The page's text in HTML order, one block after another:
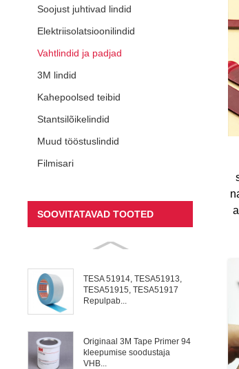
Soojust juhtivad lindid
Elektriisolatsioonilindid
Vahtlindid ja padjad
3M lindid
Kahepoolsed teibid
Stantsilõikelindid
Muud tööstuslindid
Filmisari
SOOVITATAVAD TOOTED
TESA 51914, TESA51913,
TESA51915, TESA51917
Repulpab...
Originaal 3M Tape Primer 94
kleepumise soodustaja
VHB...